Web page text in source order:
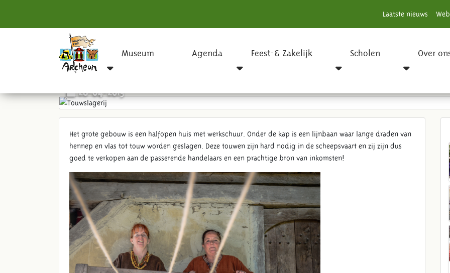
Laatste nieuws
Museum Agenda Feest-& Zakelijk Scholen Over
Touwslagerij
Het grote gebouw is een halfopen huis met werkschuur. Onder de kap is een lijnbaan waar lange draden van
hennep en vlas tot touw worden geslagen. Deze touwen zijn hard nodig in de scheepsvaart en zij zijn dus
goed te verkopen aan de passerende handelaars en een prachtige bron van inkomsten!